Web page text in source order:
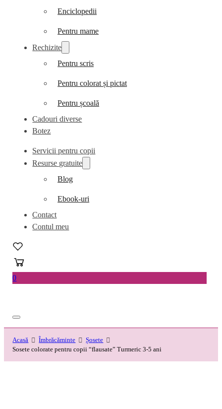
Enciclopedii
Pentru mame
Rechizite
Pentru scris
Pentru colorat și pictat
Pentru școală
Cadouri diverse
Botez
Servicii pentru copii
Resurse gratuite
Blog
Ebook-uri
Contact
Contul meu
0
Acasă Îmbrăcăminte
Șosete
Sosete colorate pentru copii “flausate” Turmeric 3-5 ani